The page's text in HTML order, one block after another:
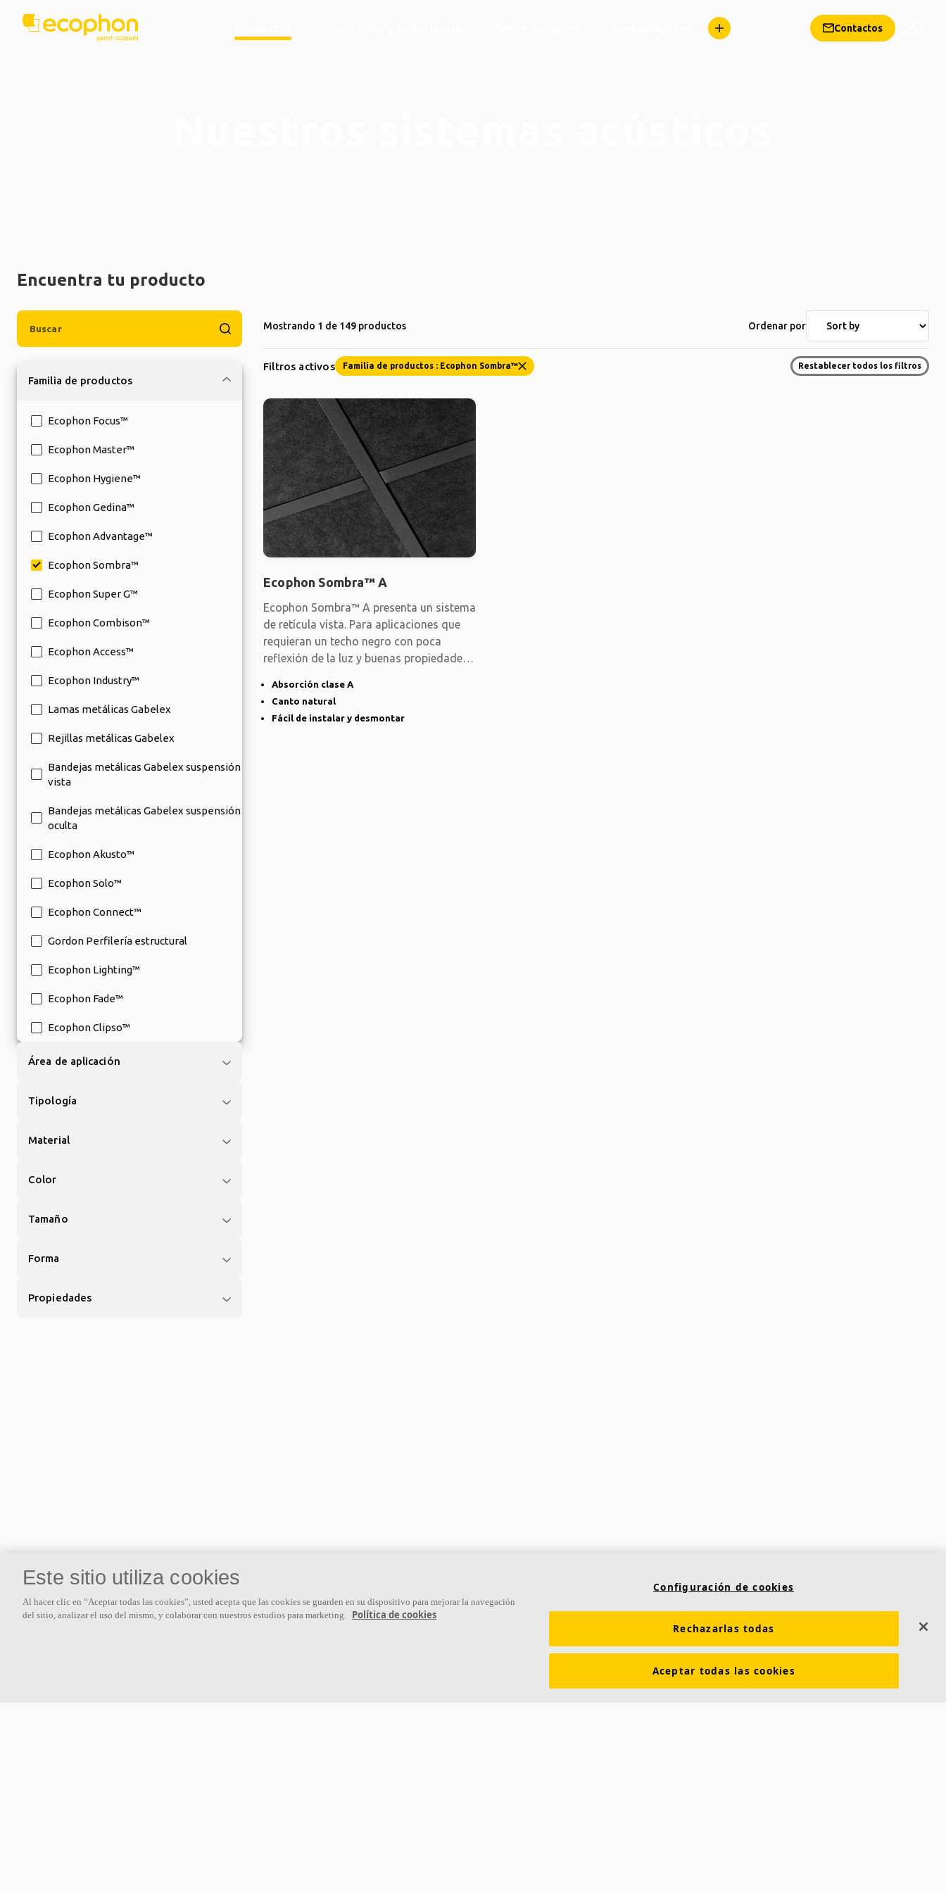
Contactos
Encuentra tu producto
Familia de productos
Ecophon Focus™
Ecophon Master™
Ecophon Hygiene™
Ecophon Gedina™
Ecophon Advantage™
Ecophon Sombra™
Ecophon Super G™
Ecophon Combison™
Ecophon Access™
Ecophon Industry™
Lamas metálicas Gabelex
Rejillas metálicas Gabelex
Bandejas metálicas Gabelex suspensión
vista
Bandejas metálicas Gabelex suspensión
oculta
Ecophon Akusto™
Ecophon Solo™
Ecophon Connect™
Gordon Perfilería estructural
Ecophon Lighting™
Ecophon Fade™
Ecophon Clipso™
Área de aplicación
Tipología
Material
Color
Tamaño
Forma
Propiedades
Mostrando 1 de 149 productos Ordenar por
Filtros activos Familia de productos : Ecophon Sombra™ Restablecer todos los filtros
Ecophon Sombra™ A
Ecophon Sombra™ A presenta un sistema
de retícula vista. Para aplicaciones que
requieran un techo negro con poca
reflexión de la luz y buenas propiedades
Absorción clase A
Canto natural
Fácil de instalar y desmontar
Sobre nosotros Links
Ventilación Difusa
Saint-Gobain Ecophon
C/ Príncipe de Vergara, 132 - Planta 8
28002 Madrid (España)
Este sitio utiliza cookies
Al hacer clic en “Aceptar todas las cookies”, usted acepta que las cookies se guarden en su dispositivo para mejorar la navegación
del sitio, analizar el uso del mismo, y colaborar con nuestros estudios para marketing. Política de cookies
Configuración de cookies
Rechazarlas todas
Aceptar todas las cookies